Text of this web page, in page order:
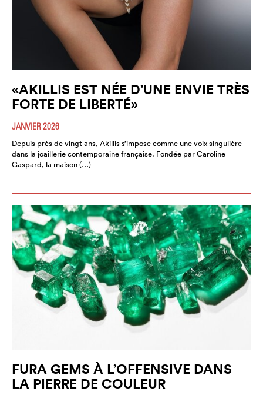
«AKILLIS EST NÉE D’UNE ENVIE TRÈS
FORTE DE LIBERTÉ»
JANVIER 2026
Depuis près de vingt ans, Akillis s’impose comme une voix singulière
dans la joaillerie contemporaine française. Fondée par Caroline
Gaspard, la maison (…)
FURA GEMS À L’OFFENSIVE DANS
LA PIERRE DE COULEUR